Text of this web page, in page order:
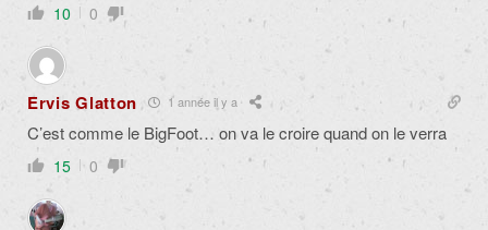
10 0
Ervis Glatton 1 année il y a
C’est comme le BigFoot… on va le croire quand on le verra
15 0